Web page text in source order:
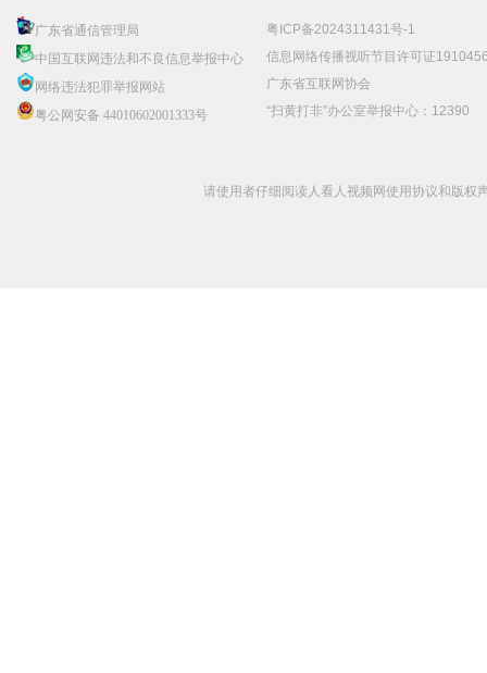
广东省通信管理局
中国互联网违法和不良信息举报中心
网络违法犯罪举报网站
粤公网安备 44010602001333号
粤ICP备2024311431号-1
信息网络传播视听节目许可证
广东省互联网协会
“扫黄打非”办公室举报中心：12390
请使用者仔细阅读人看人视频网使用协议和版权